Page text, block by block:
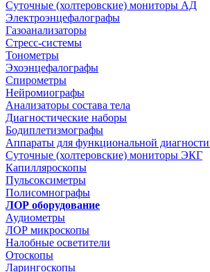
Суточные (холтеровские) мониторы АД
Электроэнцефалографы
Газоанализаторы
Стресс-системы
Тонометры
Эхоэнцефалографы
Спирометры
Нейромиографы
Анализаторы состава тела
Диагностические наборы
Бодиплетизмографы
Аппараты для функциональной
Суточные (холтеровские) мониторы ЭКГ
Капилляроскопы
Пульсоксиметры
Полисомнографы
ЛОР оборудование
Аудиометры
ЛОР микроскопы
Налобные осветители
Отоскопы
Ларингоскопы